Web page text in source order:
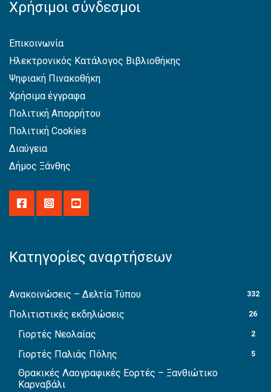
Χρήσιμοι σύνδεσμοι
Επικοινωνία
Ηλεκτρονικός Κατάλογος Βιβλιοθήκης
Ψηφιακή Πινακοθήκη
Χρήσιμα έγγραφα
Πολιτική Απορρήτου
Πολιτική Cookies
Διαύγεια
Δήμος Ξάνθης
Κατηγορίες αναρτήσεων
Ανακοινώσεις – Δελτία Τύπου 332
Πολιτιστικές εκδηλώσεις 26
Γιορτές Νεολαίας 2
Γιορτές Παλιάς Πόλης 5
Θρακικές Λαογραφικές Εορτές – Ξανθιώτικο
Καρναβάλι